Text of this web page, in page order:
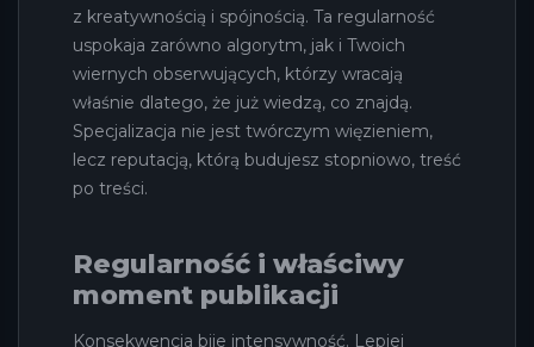
z kreatywnością i spójnością. Ta regularność
uspokaja zarówno algorytm, jak i Twoich
wiernych obserwujących, którzy wracają
właśnie dlatego, że już wiedzą, co znajdą.
Specjalizacja nie jest twórczym więzieniem,
lecz reputacją, którą budujesz stopniowo, treść
po treści.
Regularność i właściwy
moment publikacji
Konsekwencja bije intensywność. Lepiej